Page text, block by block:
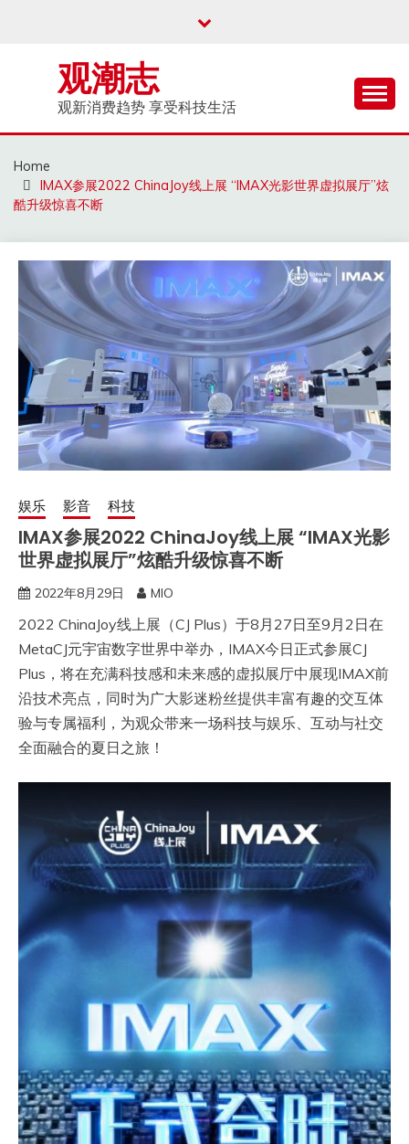
观潮志
观新消费趋势 享受科技生活
Home
IMAX参展2022 ChinaJoy线上展 “IMAX光影世界虚拟展厅”炫
酷升级惊喜不断
娱乐 影音 科技
IMAX参展2022 ChinaJoy线上展 “IMAX光影
世界虚拟展厅”炫酷升级惊喜不断
2022年8月29日 MIO
2022 ChinaJoy线上展（CJ Plus）于8月27日至9月2日在
MetaCJ元宇宙数字世界中举办，IMAX今日正式参展CJ
Plus，将在充满科技感和未来感的虚拟展厅中展现IMAX前
沿技术亮点，同时为广大影迷粉丝提供丰富有趣的交互体
验与专属福利，为观众带来一场科技与娱乐、互动与社交
全面融合的夏日之旅！